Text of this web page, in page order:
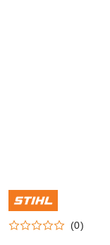
NAZWA
PRODUCENTA:
STIHL
(0)